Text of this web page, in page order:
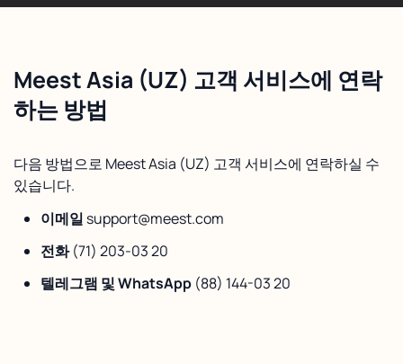
Meest Asia (UZ) 고객 서비스에 연락
하는 방법
다음 방법으로 Meest Asia (UZ) 고객 서비스에 연락하실 수
있습니다.
이메일 support@meest.com
전화(71) 203-03 20
텔레그램 및 WhatsApp (88) 144-03 20